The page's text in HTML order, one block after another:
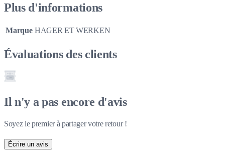
Plus d'informations
Marque HAGER ET WERKEN
Évaluations des clients
Il n'y a pas encore d'avis
Soyez le premier à partager votre retour !
Écrire un avis